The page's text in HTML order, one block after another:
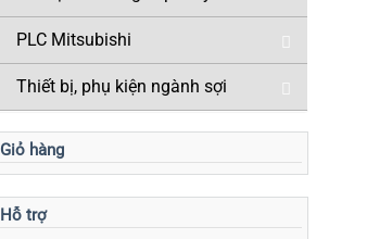
PLC Mitsubishi
Thiết bị, phụ kiện ngành sợi
Giỏ hàng
Hỗ trợ